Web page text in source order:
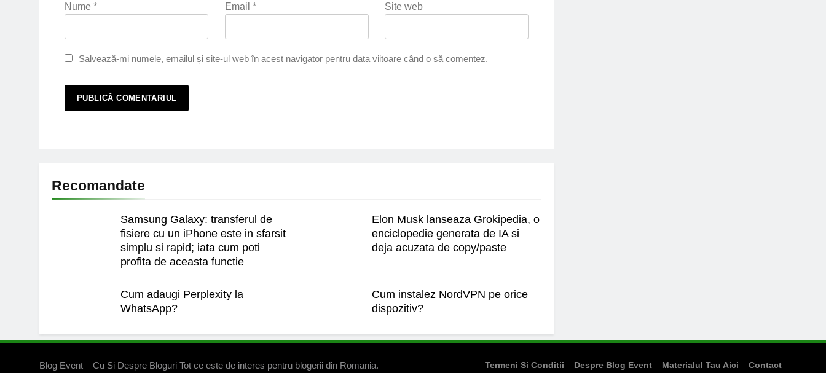
Nume * Email * Site web
Salvează-mi numele, emailul și site-ul web în acest navigator pentru data viitoare când o să comentez.
Recomandate
Samsung Galaxy: transferul de
fisiere cu un iPhone este in sfarsit
simplu si rapid; iata cum poti
profita de aceasta functie
Elon Musk lanseaza Grokipedia, o
enciclopedie generata de IA si
deja acuzata de copy/paste
Cum adaugi Perplexity la
WhatsApp?
Cum instalez NordVPN pe orice
dispozitiv?
Blog Event – Cu Si Despre Bloguri Tot ce este de interes pentru blogerii din Romania. Termeni Si Conditii Despre Blog Event Materialul Tau Aici Contact